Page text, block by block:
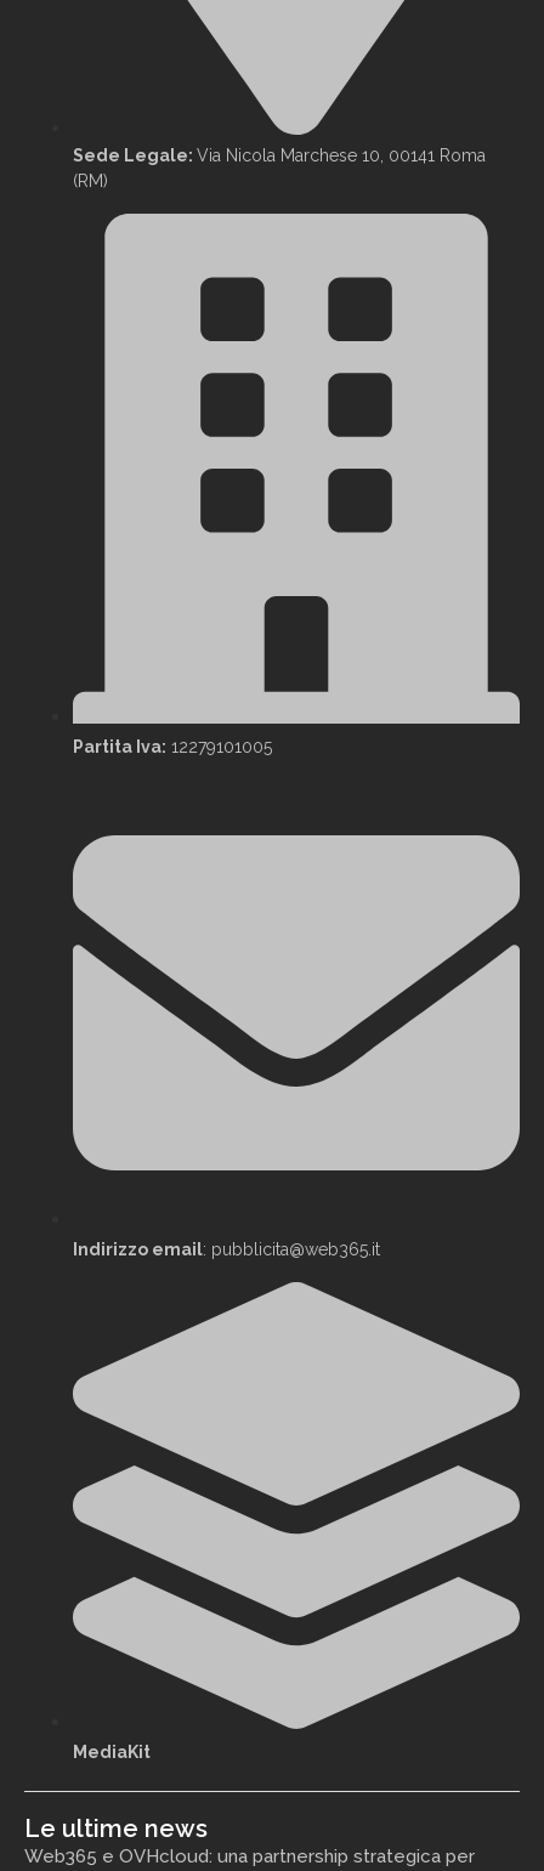
Sede Legale: Via Nicola Marchese 10, 00141 Roma
(RM)
Partita Iva: 12279101005
Indirizzo email: pubblicita@web365.it
MediaKit
Le ultime news
Web365 e OVHcloud: una partnership strategica per